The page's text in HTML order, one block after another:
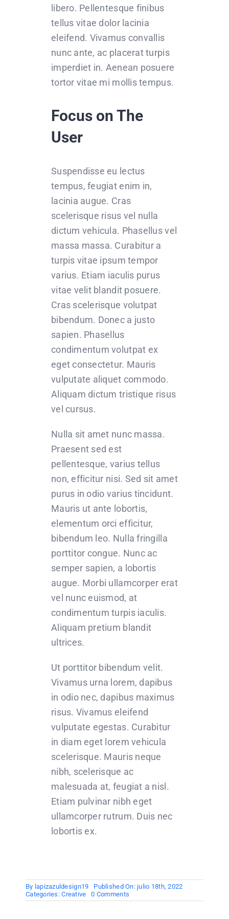
libero. Pellentesque finibus
tellus vitae dolor lacinia
eleifend. Vivamus convallis
nunc ante, ac placerat turpis
imperdiet in. Aenean posuere
tortor vitae mi mollis tempus.
Focus on The
User
Suspendisse eu lectus
tempus, feugiat enim in,
lacinia augue. Cras
scelerisque risus vel nulla
dictum vehicula. Phasellus vel
massa massa. Curabitur a
turpis vitae ipsum tempor
varius. Etiam iaculis purus
vitae velit blandit posuere.
Cras scelerisque volutpat
bibendum. Donec a justo
sapien. Phasellus
condimentum volutpat ex
eget consectetur. Mauris
vulputate aliquet commodo.
Aliquam dictum tristique risus
vel cursus.
Nulla sit amet nunc massa.
Praesent sed est
pellentesque, varius tellus
non, efficitur nisi. Sed sit amet
purus in odio varius tincidunt.
Mauris ut ante lobortis,
elementum orci efficitur,
bibendum leo. Nulla fringilla
porttitor congue. Nunc ac
semper sapien, a lobortis
augue. Morbi ullamcorper erat
vel nunc euismod, at
condimentum turpis iaculis.
Aliquam pretium blandit
ultrices.
Ut porttitor bibendum velit.
Vivamus urna lorem, dapibus
in odio nec, dapibus maximus
risus. Vivamus eleifend
vulputate egestas. Curabitur
in diam eget lorem vehicula
scelerisque. Mauris neque
nibh, scelerisque ac
malesuada at, feugiat a nisl.
Etiam pulvinar nibh eget
ullamcorper rutrum. Duis nec
lobortis ex.
By lapizazuldesign19
Published On: julio 18th, 2022
Categories:Creative 0 Comments
Work